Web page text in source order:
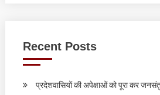
Recent Posts
प्रदेशवासियों की अपेक्षाओं को पूरा कर